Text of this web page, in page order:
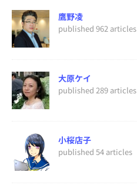
鷹野凌
published 962 articles
大原ケイ
published 289 articles
小桜店子
published 54 articles